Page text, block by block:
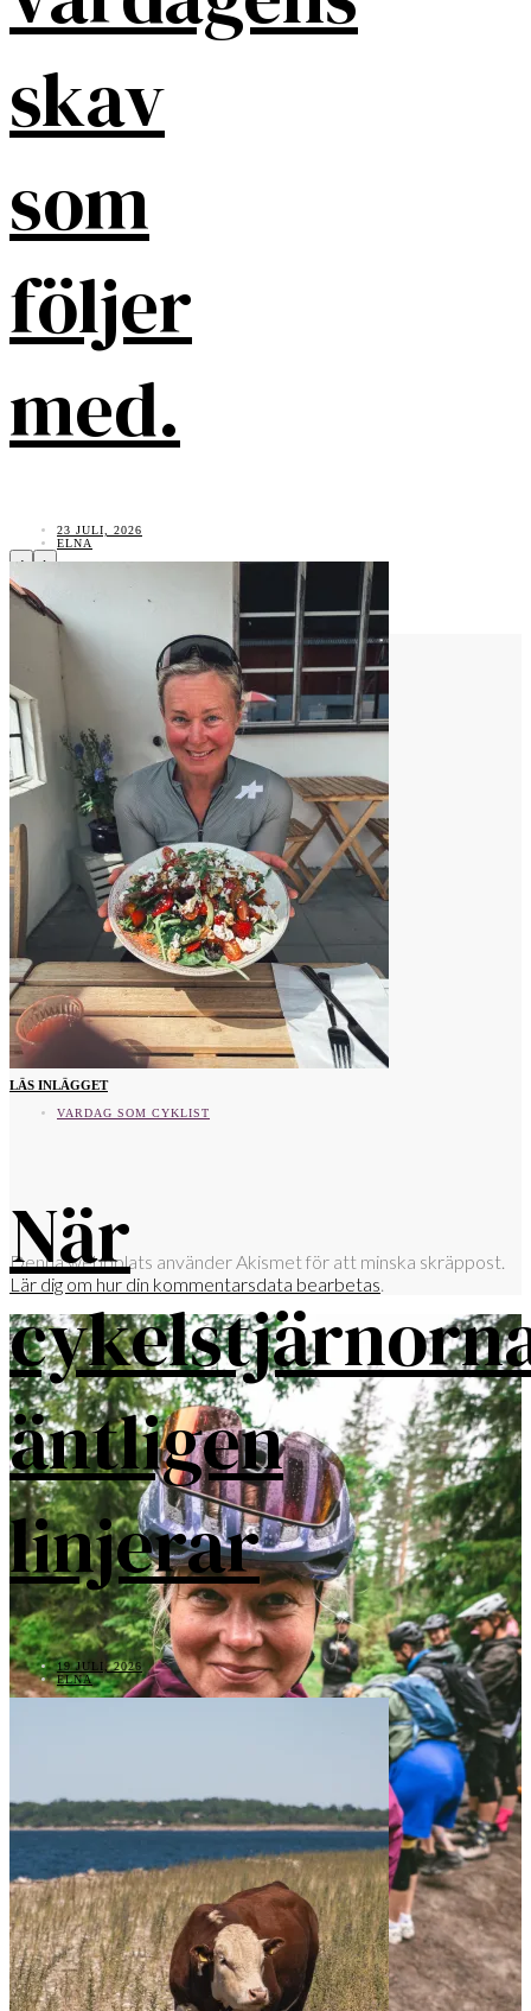
skav
som
följer
med.
23 JULI, 2026
ELNA
LÄS INLÄGGET
VARDAG SOM CYKLIST
När
äntligen
linjerar
19 JULI, 2026
ELNA
‹ ›
Vad tycker du?
Denna webbplats använder Akismet för att minska skräppost.
Lär dig om hur din kommentarsdata bearbetas.